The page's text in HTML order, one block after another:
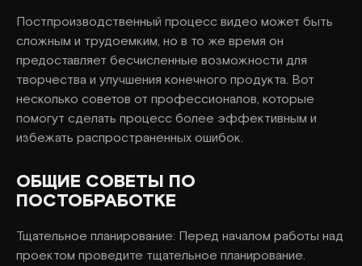
Постпроизводственный процесс видео может быть
сложным и трудоемким, но в то же время он
предоставляет бесчисленные возможности для
творчества и улучшения конечного продукта. Вот
несколько советов от профессионалов, которые
помогут сделать процесс более эффективным и
избежать распространенных ошибок.
ОБЩИЕ СОВЕТЫ ПО
ПОСТОБРАБОТКЕ
Тщательное планирование: Перед началом работы над
проектом проведите тщательное планирование.